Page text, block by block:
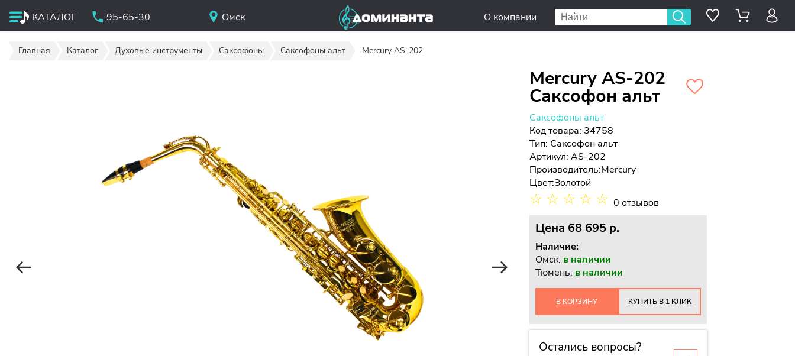
КАТАЛОГ 95-65-30 Омск О компании
Главная Каталог Духовые инструменты Саксофоны Саксофоны альт Mercury AS-202
Mercury AS-202
Саксофон альт
Саксофоны альт
Код товара: 34758
Тип: Саксофон альт
Артикул: AS-202
Производитель:Mercury
Цвет:Золотой
☆ ☆ ☆ ☆ ☆ 0 отзывов
Цена 68 695 p.
Наличие:
Омск: в наличии
Тюмень: в наличии
В КОРЗИНУ КУПИТЬ В 1 КЛИК
Остались вопросы?